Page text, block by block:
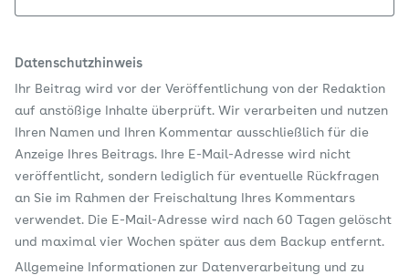
Datenschutzhinweis
Ihr Beitrag wird vor der Veröffentlichung von der Redaktion
auf anstößige Inhalte überprüft. Wir verarbeiten und nutzen
Ihren Namen und Ihren Kommentar ausschließlich für die
Anzeige Ihres Beitrags. Ihre E-Mail-Adresse wird nicht
veröffentlicht, sondern lediglich für eventuelle Rückfragen
an Sie im Rahmen der Freischaltung Ihres Kommentars
verwendet. Die E-Mail-Adresse wird nach 60 Tagen gelöscht
und maximal vier Wochen später aus dem Backup entfernt.
Allgemeine Informationen zur Datenverarbeitung und zu